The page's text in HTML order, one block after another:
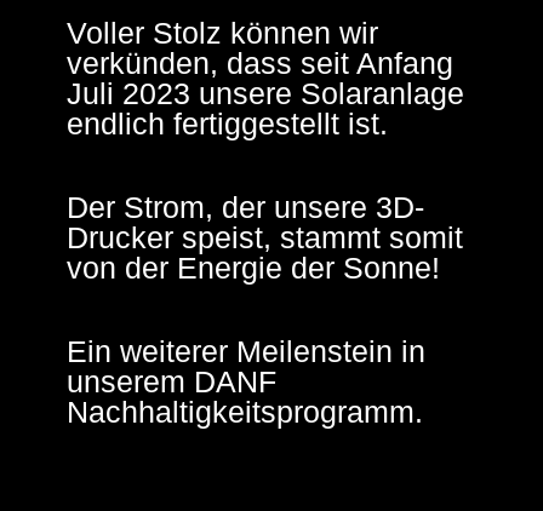
Voller Stolz können wir
verkünden, dass seit Anfang
Juli 2023 unsere Solaranlage
endlich fertiggestellt ist.
Der Strom, der unsere 3D-
Drucker speist, stammt somit
von der Energie der Sonne!
Ein weiterer Meilenstein in
unserem DANF
Nachhaltigkeitsprogramm.